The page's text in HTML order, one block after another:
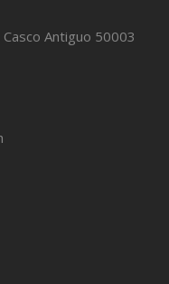
Antiguo 50003